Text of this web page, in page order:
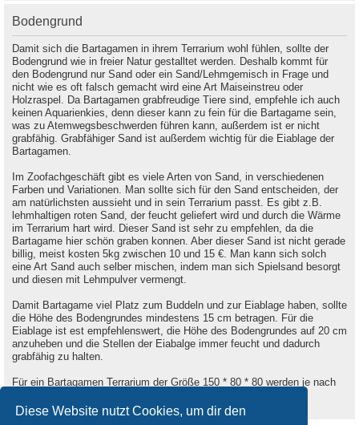
Diese Website nutzt Cookies, um dir den
Bodengrund
Damit sich die Bartagamen in ihrem Terrarium wohl fühlen, sollte der
Bodengrund wie in freier Natur gestalltet werden. Deshalb kommt für
den Bodengrund nur Sand oder ein Sand/Lehmgemisch in Frage und
nicht wie es oft falsch gemacht wird eine Art Maiseinstreu oder
Holzraspel. Da Bartagamen grabfreudige Tiere sind, empfehle ich auch
keinen Aquarienkies, denn dieser kann zu fein für die Bartagame sein,
was zu Atemwegsbeschwerden führen kann, außerdem ist er nicht
grabfähig. Grabfähiger Sand ist außerdem wichtig für die Eiablage der
Bartagamen.
Im Zoofachgeschäft gibt es viele Arten von Sand, in verschiedenen
Farben und Variationen. Man sollte sich für den Sand entscheiden, der
am natürlichsten aussieht und in sein Terrarium passt. Es gibt z.B.
lehmhaltigen roten Sand, der feucht geliefert wird und durch die Wärme
im Terrarium hart wird. Dieser Sand ist sehr zu empfehlen, da die
Bartagame hier schön graben konnen. Aber dieser Sand ist nicht gerade
billig, meist kosten 5kg zwischen 10 und 15 €. Man kann sich solch
eine Art Sand auch selber mischen, indem man sich Spielsand besorgt
und diesen mit Lehmpulver vermengt.
Damit Bartagame viel Platz zum Buddeln und zur Eiablage haben, sollte
die Höhe des Bodengrundes mindestens 15 cm betragen. Für die
Eiablage ist est empfehlenswert, die Höhe des Bodengrundes auf 20 cm
anzuheben und die Stellen der Eiabalge immer feucht und dadurch
grabfähig zu halten.
Für ein Bartagamen Terrarium der Größe 150 * 80 * 80 werden je nach
benötigt.